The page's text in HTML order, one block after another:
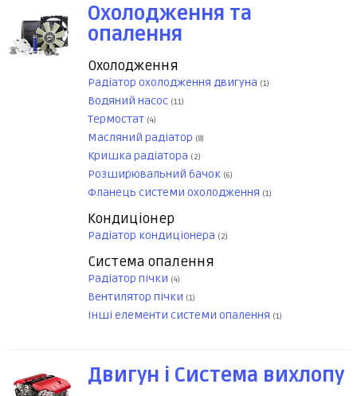
Охолодження та
опалення
Охолодження
Радіатор охолодження двигуна (1)
Водяний насос (11)
Термостат (4)
Масляний радіатор (8)
Кришка радіатора (2)
Розширювальний бачок (6)
Фланець системи охолодження (1)
Кондиціонер
Радіатор кондиціонера (2)
Система опалення
Радіатор пічки (4)
Вентилятор пічки (1)
Інші елементи системи опалення (1)
Двигун і Система вихлопу